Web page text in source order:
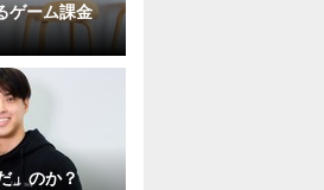
ゲーム課金
」のか？